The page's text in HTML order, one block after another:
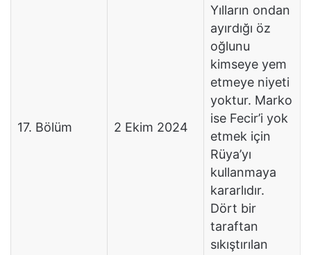
17. Bölüm 2 Ekim 2024
Yılların ondan
ayırdığı öz
oğlunu
kimseye yem
etmeye niyeti
yoktur. Marko
ise Fecir’i yok
etmek için
Rüya’yı
kullanmaya
kararlıdır.
Dört bir
taraftan
sıkıştırılan